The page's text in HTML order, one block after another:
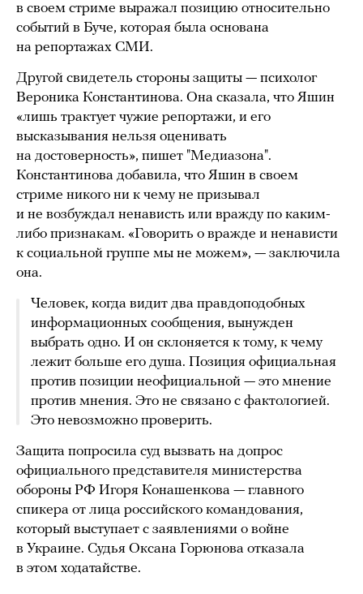
в своем стриме выражал позицию относительно
событий в Буче, которая была основана
на репортажах СМИ.
Другой свидетель стороны защиты — психолог
Вероника Константинова. Она сказала, что Яшин
«лишь трактует чужие репортажи, и его
высказывания нельзя оценивать
на достоверность», пишет "Медиазона".
Константинова добавила, что Яшин в своем
стриме никого ни к чему не призывал
и не возбуждал ненависть или вражду по каким-
либо признакам. «Говорить о вражде и ненависти
к социальной группе мы не можем», — заключила
она.
Человек, когда видит два правдоподобных
информационных сообщения, вынужден
выбрать одно. И он склоняется к тому, к чему
лежит больше его душа. Позиция официальная
против позиции неофициальной — это мнение
против мнения. Это не связано с фактологией.
Это невозможно проверить.
Защита попросила суд вызвать на допрос
официального представителя министерства
обороны РФ Игоря Конашенкова — главного
спикера от лица российского командования,
который выступает с заявлениями о войне
в Украине. Судья Оксана Горюнова отказала
в этом ходатайстве.